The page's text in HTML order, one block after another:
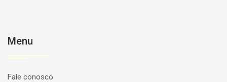
Menu
Fale conosco